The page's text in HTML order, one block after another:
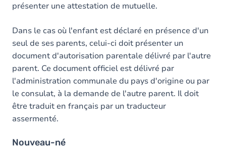
présenter une attestation de mutuelle.
Dans le cas où l'enfant est déclaré en présence d'un
seul de ses parents, celui-ci doit présenter un
document d'autorisation parentale délivré par l'autre
parent. Ce document officiel est délivré par
l'administration communale du pays d'origine ou par
le consulat, à la demande de l'autre parent. Il doit
être traduit en français par un traducteur
assermenté.
Nouveau-né